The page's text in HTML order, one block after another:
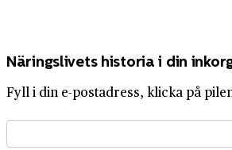
Näringslivets historia i din
Fyll i din e-postadress, klicka på